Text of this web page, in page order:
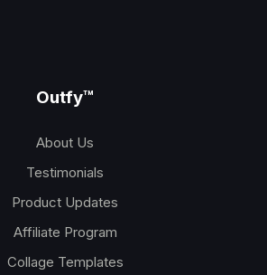
Outfy™
About Us
Testimonials
Product Updates
Affiliate Program
Collage Templates